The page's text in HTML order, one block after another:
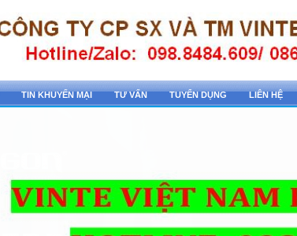
TIN KHUYẾN MẠI TƯ VẤN TUYỂN DỤNG LIÊN HỆ